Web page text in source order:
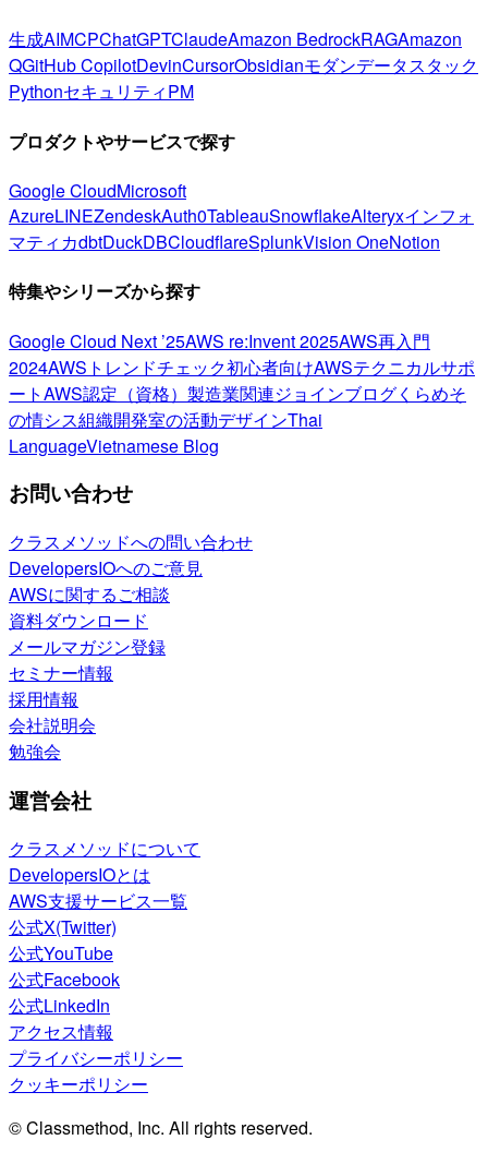
生成AIMCPChatGPTClaudeAmazon BedrockRAGAmazon
QGitHub CopilotDevinCursorObsidianモダンデータスタック
PythonセキュリティPM
プロダクトやサービスで探す
Google CloudMicrosoft
AzureLINEZendeskAuth0TableauSnowflakeAlteryxインフォ
マティカdbtDuckDBCloudflareSplunkVision OneNotion
特集やシリーズから探す
Google Cloud Next ’25AWS re:Invent 2025AWS再入門
2024AWSトレンドチェック初心者向けAWSテクニカルサポ
ートAWS認定（資格） 製造業関連ジョインブログくらめそ
の情シス組織開発室の活動デザインThai
LanguageVietnamese Blog
お問い合わせ
クラスメソッドへの問い合わせ
DevelopersIOへのご意見
AWSに関するご相談
資料ダウンロード
メールマガジン登録
セミナー情報
採用情報
会社説明会
勉強会
運営会社
クラスメソッドについて
DevelopersIOとは
AWS支援サービス一覧
公式X(Twitter)
公式YouTube
公式Facebook
公式LinkedIn
アクセス情報
プライバシーポリシー
クッキーポリシー
© Classmethod, Inc. All rights reserved.